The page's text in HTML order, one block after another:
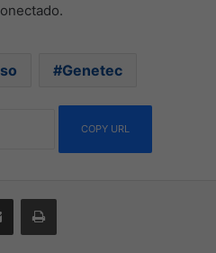
Genetec
COPY URL
Compartir por correo electrónicoImprimir